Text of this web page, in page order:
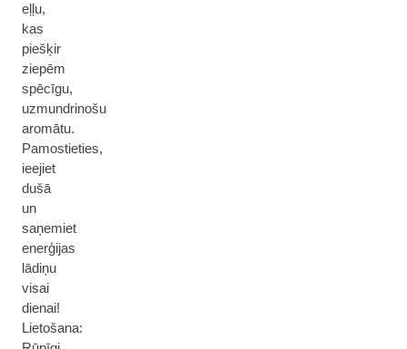
eļļu,
kas
piešķir
ziepēm
spēcīgu,
uzmundrinošu
aromātu.
Pamostieties,
ieejiet
dušā
un
saņemiet
enerģijas
lādiņu
visai
dienai!
Lietošana: